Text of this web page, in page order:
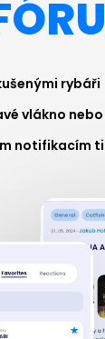
rybáři
vlákno
notifikacím